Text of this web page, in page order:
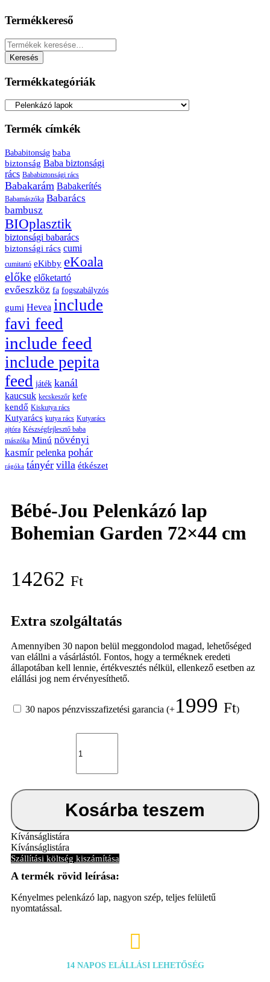
Termékkereső
Keresés
a
következőre:
Keresés
Termékkategóriák
Termék címkék
Bababitonság baba
biztonság Baba biztonsági
rács Bababiztonsági rács
Babakarám Babakerítés
Babamászóka Babarács
bambusz
BIOplasztik
biztonsági babarács
biztonsági rács cumi
cumitartó eKibby eKoala
előke előketartó
evőeszköz fa fogszabályzós
gumi Hevea include
favi feed
include feed
include pepita
feed játék kanál
kaucsuk kecskeszőr kefe
kendő Kiskutya rács
Kutyarács kutya rács Kutyarács
ajtóra Készségfejlesztő baba
mászóka Minú növényi
kasmír pelenka pohár
rágóka tányér villa étkészet
Bébé-Jou Pelenkázó lap
Bohemian Garden 72×44 cm
14262 Ft
Kényelmes pelenkázó lap, nagyon szép, teljes felületű
nyomtatással.
Extra szolgáltatás
Amennyiben 30 napon belül meggondolod magad, lehetőséged
van elállni a vásárlástól. Fontos, hogy a terméknek eredeti
állapotában kell lennie, értékvesztés nélkül, ellenkező esetben az
elállási jog nem érvényesíthető.
30 napos pénzvisszafizetési garancia (+1999 Ft)
Jou
Pelenkázó
Garden
72x44
cm
Kosárba teszem
Kívánságlistára
Kívánságlistára
Szállítási költség kiszámítása

14 NAPOS ELÁLLÁSI LEHETŐSÉG